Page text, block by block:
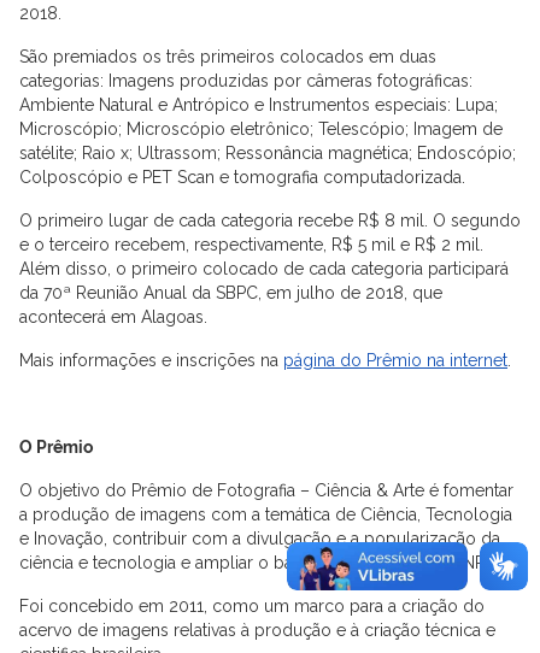
2018.
São premiados os três primeiros colocados em duas
categorias: Imagens produzidas por câmeras fotográficas:
Ambiente Natural e Antrópico e Instrumentos especiais: Lupa;
Microscópio; Microscópio eletrônico; Telescópio; Imagem de
satélite; Raio x; Ultrassom; Ressonância magnética; Endoscópio;
Colposcópio e PET Scan e tomografia computadorizada.
O primeiro lugar de cada categoria recebe R$ 8 mil. O segundo
e o terceiro recebem, respectivamente, R$ 5 mil e R$ 2 mil.
Além disso, o primeiro colocado de cada categoria participará
da 70ª Reunião Anual da SBPC, em julho de 2018, que
acontecerá em Alagoas.
Mais informações e inscrições na página do Prêmio na internet
O Prêmio
O objetivo do Prêmio de Fotografia – Ciência & Arte é fomentar
a produção de imagens com a temática de Ciência, Tecnologia
e Inovação, contribuir com a divulgação e a popularização da
ciência e tecnologia e ampliar o banco de imagens do CNPq.
Foi concebido em 2011, como um marco para a criação do
acervo de imagens relativas à produção e à criação técnica e